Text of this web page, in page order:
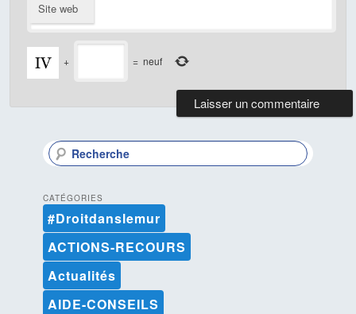
Site web
+ = neuf
R
e
h
e
c
h
CATÉGORIES
#Droitdanslemur
ACTIONS-RECOURS
Actualités
AIDE-CONSEILS